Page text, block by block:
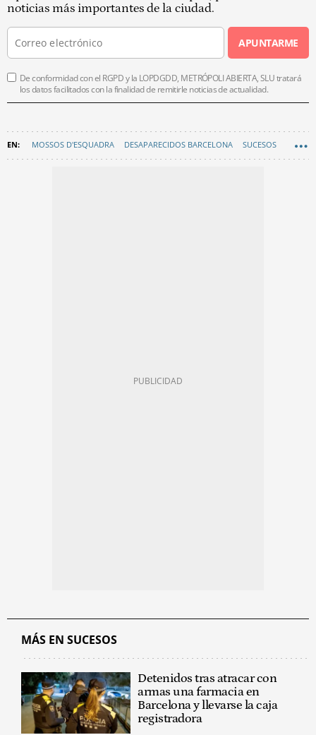
noticias más importantes de la ciudad.
APUNTARME
De conformidad con el RGPD y la LOPDGDD, METRÓPOLI ABIERTA, SLU tratará
los datos facilitados con la finalidad de remitirle noticias de actualidad.
MOSSOS D'ESQUADRA DESAPARECIDOS BARCELONA SUCESOS
MÁS EN SUCESOS
Detenidos tras atracar con
armas una farmacia en
Barcelona y llevarse la caja
registradora